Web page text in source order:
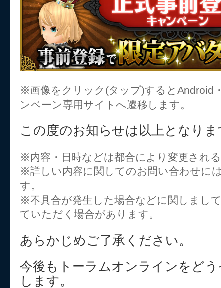
※画像をクリック(タップ)するとAndroid
ンペーン専用サイトへ遷移します。
この度のお知らせは以上となりま
※内容・日時などは都合により変更され
※詳しい内容に関してのお問い合わせに
す。
※不具合が発生した場合などに関しまし
ていただく場合があります。
あらかじめご了承ください。
今後もトーラムオンラインをど
します。